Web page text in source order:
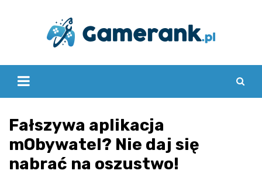
Fałszywa aplikacja
mObywatel? Nie daj się
nabrać na oszustwo!